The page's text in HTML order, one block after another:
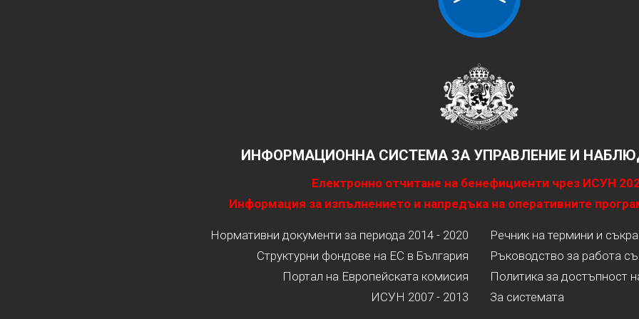
ИНФОРМАЦИОННА СИСТЕМА ЗА УПРАВЛЕНИЕ И
Електронно отчитане на бенефициенти чрез ИСУН
Информация за изпълнението и напредъка на оперативните
Нормативни документи за периода 2014 - 2020
Структурни фондове на ЕС в България
Портал на Европейската комисия
ИСУН 2007 - 2013
Речник на термини и
Ръководство за работа
Политика за достъпност
За системата